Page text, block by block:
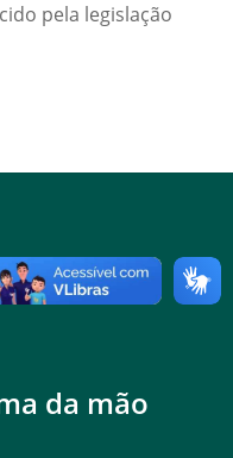
pela legislação
da mão